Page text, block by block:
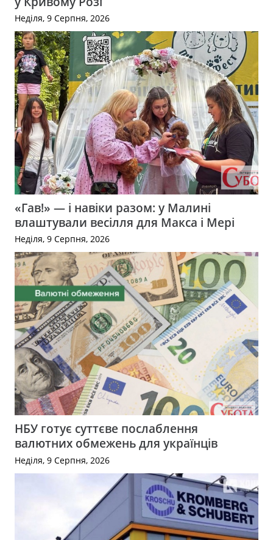
Неділя, 9 Серпня, 2026
«Гав!» — і навіки разом: у Малині
влаштували весілля для Макса і Мері
Неділя, 9 Серпня, 2026
НБУ готує суттєве послаблення
валютних обмежень для українців
Неділя, 9 Серпня, 2026